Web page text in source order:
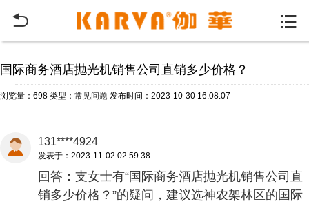
 
国际商务酒店抛光机销售公司直销多少价格？
浏览量：698 类型： 常见问题 发布时间：2023-10-30 16:08:07
131****4924
发表于：2023-11-02 02:59:38
回答：支女士有“国际商务酒店抛光机销售公司直
销多少价格？”的疑问，建议选神农架林区的国际